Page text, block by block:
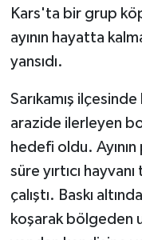
Kars'ta bir grup
ayının hayatta
yansıdı.
Sarıkamış
arazide ilerleyen
hedefi oldu.
süre yırtıcı
çalıştı. Baskı
koşarak bölgeden